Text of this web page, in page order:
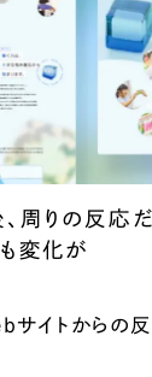
周りの反応
変化が
サイトからの